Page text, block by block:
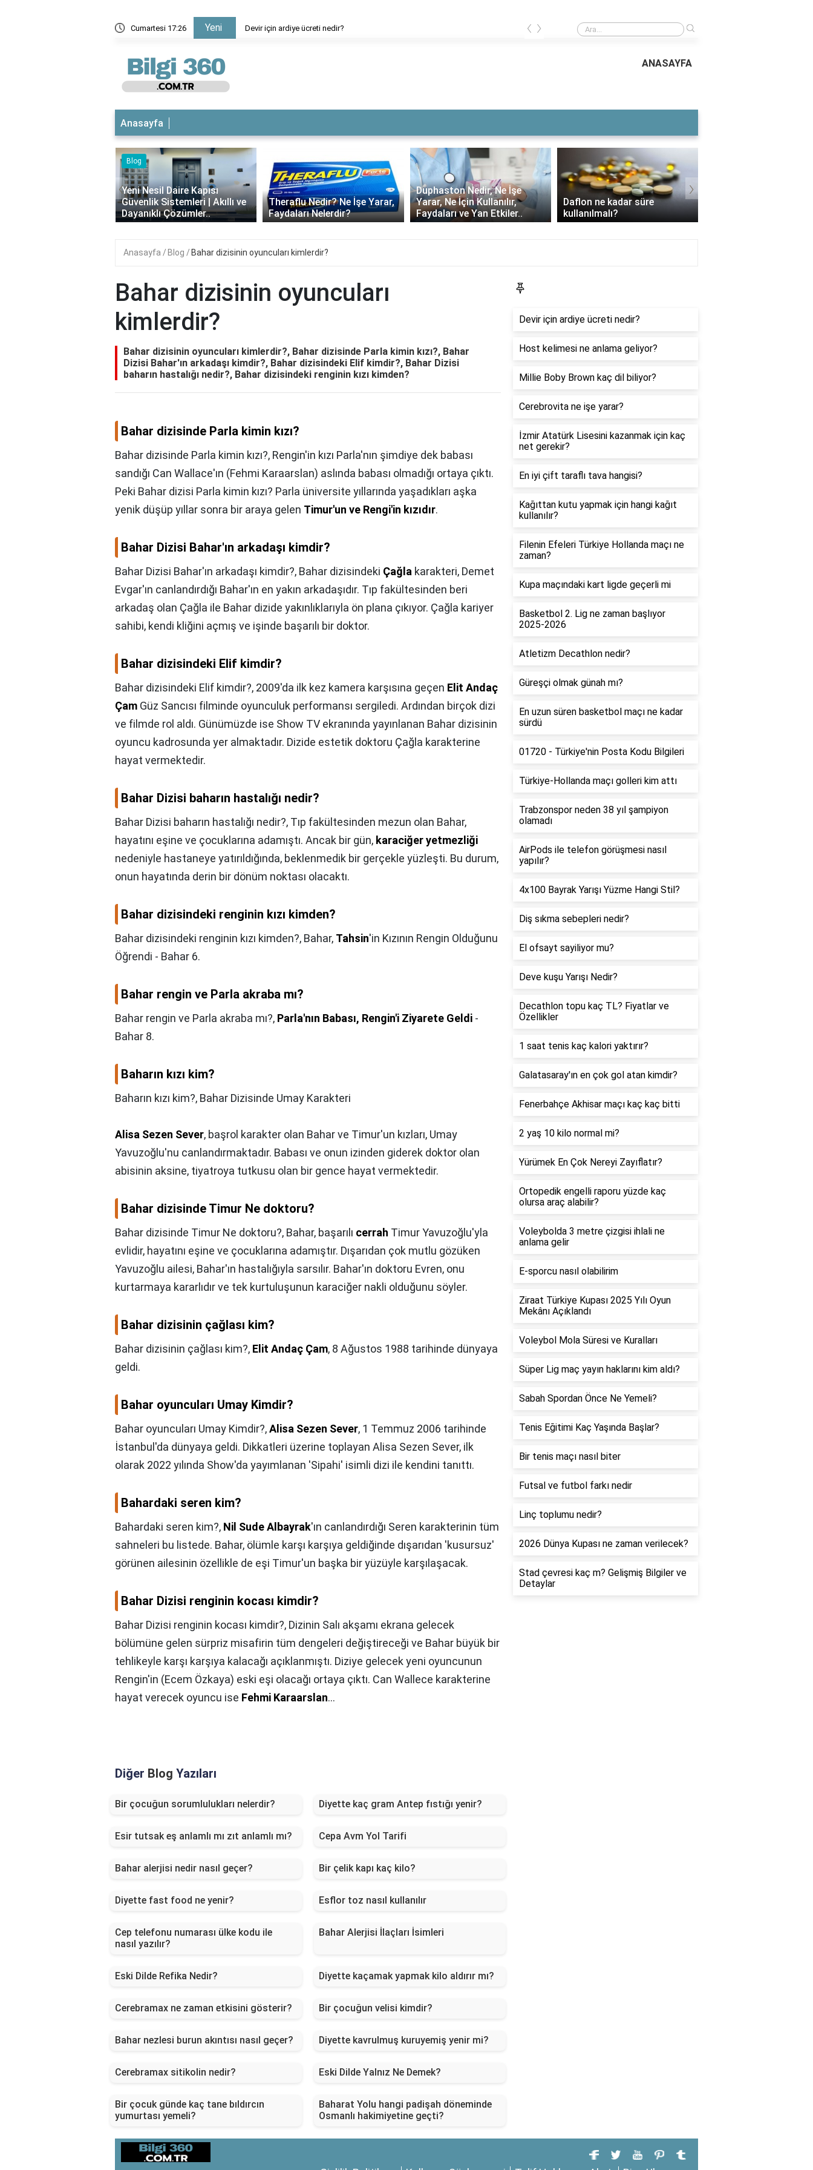
Cumartesi 17:26 Yeni
Devir için ardiye ücreti nedir? Emlak vergi bildirimi belgesinde hangi bilgiler var? Emlak vergi bildirimi belgesinde hangi bilgiler
‹ ›
ANASAYFA
Anasayfa
Blog
Yeni Nesil Daire Kapısı
Güvenlik Sistemleri | Akıllı ve
Dayanıklı Çözümler..
Theraflu Nedir? Ne İşe Yarar,
Faydaları Nelerdir?
Duphaston Nedir, Ne İşe
Yarar, Ne İçin Kullanılır,
Faydaları ve Yan Etkiler..
Daflon ne kadar süre
kullanılmalı?
‹ ›
Anasayfa Blog Bahar dizisinin oyuncuları kimlerdir?
Bahar dizisinin oyuncuları
kimlerdir?
Bahar dizisinin oyuncuları kimlerdir?, Bahar dizisinde Parla kimin kızı?, Bahar
Dizisi Bahar'ın arkadaşı kimdir?, Bahar dizisindeki Elif kimdir?, Bahar Dizisi
baharın hastalığı nedir?, Bahar dizisindeki renginin kızı kimden?
Bahar dizisinde Parla kimin kızı?
Bahar dizisinde Parla kimin kızı?, Rengin'in kızı Parla'nın şimdiye dek babası
sandığı Can Wallace'ın (Fehmi Karaarslan) aslında babası olmadığı ortaya çıktı.
Peki Bahar dizisi Parla kimin kızı? Parla üniversite yıllarında yaşadıkları aşka
yenik düşüp yıllar sonra bir araya gelen Timur'un ve Rengi'in kızıdır.
Bahar Dizisi Bahar'ın arkadaşı kimdir?
Bahar Dizisi Bahar'ın arkadaşı kimdir?, Bahar dizisindeki Çağla karakteri, Demet
Evgar'ın canlandırdığı Bahar'ın en yakın arkadaşıdır. Tıp fakültesinden beri
arkadaş olan Çağla ile Bahar dizide yakınlıklarıyla ön plana çıkıyor. Çağla kariyer
sahibi, kendi kliğini açmış ve işinde başarılı bir doktor.
Bahar dizisindeki Elif kimdir?
Bahar dizisindeki Elif kimdir?, 2009'da ilk kez kamera karşısına geçen Elit Andaç
Çam Güz Sancısı filminde oyunculuk performansı sergiledi. Ardından birçok dizi
ve filmde rol aldı. Günümüzde ise Show TV ekranında yayınlanan Bahar dizisinin
oyuncu kadrosunda yer almaktadır. Dizide estetik doktoru Çağla karakterine
hayat vermektedir.
Bahar Dizisi baharın hastalığı nedir?
Bahar Dizisi baharın hastalığı nedir?, Tıp fakültesinden mezun olan Bahar,
hayatını eşine ve çocuklarına adamıştı. Ancak bir gün, karaciğer yetmezliği
nedeniyle hastaneye yatırıldığında, beklenmedik bir gerçekle yüzleşti. Bu durum,
onun hayatında derin bir dönüm noktası olacaktı.
Bahar dizisindeki renginin kızı kimden?
Bahar dizisindeki renginin kızı kimden?, Bahar, Tahsin'in Kızının Rengin Olduğunu
Öğrendi - Bahar 6.
Bahar rengin ve Parla akraba mı?
Bahar rengin ve Parla akraba mı?, Parla'nın Babası, Rengin'i Ziyarete Geldi -
Bahar 8.
Baharın kızı kim?
Baharın kızı kim?, Bahar Dizisinde Umay Karakteri
Alisa Sezen Sever, başrol karakter olan Bahar ve Timur'un kızları, Umay
Yavuzoğlu'nu canlandırmaktadır. Babası ve onun izinden giderek doktor olan
abisinin aksine, tiyatroya tutkusu olan bir gence hayat vermektedir.
Bahar dizisinde Timur Ne doktoru?
Bahar dizisinde Timur Ne doktoru?, Bahar, başarılı cerrah Timur Yavuzoğlu'yla
evlidir, hayatını eşine ve çocuklarına adamıştır. Dışarıdan çok mutlu gözüken
Yavuzoğlu ailesi, Bahar'ın hastalığıyla sarsılır. Bahar'ın doktoru Evren, onu
kurtarmaya kararlıdır ve tek kurtuluşunun karaciğer nakli olduğunu söyler.
Bahar dizisinin çağlası kim?
Bahar dizisinin çağlası kim?, Elit Andaç Çam, 8 Ağustos 1988 tarihinde dünyaya
geldi.
Bahar oyuncuları Umay Kimdir?
Bahar oyuncuları Umay Kimdir?,Alisa Sezen Sever, 1 Temmuz 2006 tarihinde
İstanbul'da dünyaya geldi. Dikkatleri üzerine toplayan Alisa Sezen Sever, ilk
olarak 2022 yılında Show'da yayımlanan 'Sipahi' isimli dizi ile kendini tanıttı.
Bahardaki seren kim?
Bahardaki seren kim?, Nil Sude Albayrak'ın canlandırdığı Seren karakterinin tüm
sahneleri bu listede. Bahar, ölümle karşı karşıya geldiğinde dışarıdan 'kusursuz'
görünen ailesinin özellikle de eşi Timur'un başka bir yüzüyle karşılaşacak.
Bahar Dizisi renginin kocası kimdir?
Bahar Dizisi renginin kocası kimdir?, Dizinin Salı akşamı ekrana gelecek
bölümüne gelen sürpriz misafirin tüm dengeleri değiştireceği ve Bahar büyük bir
tehlikeyle karşı karşıya kalacağı açıklanmıştı. Diziye gelecek yeni oyuncunun
Rengin'in (Ecem Özkaya) eski eşi olacağı ortaya çıktı. Can Wallece karakterine
hayat verecek oyuncu ise Fehmi Karaarslan…
Diğer Blog Yazıları
Bir çocuğun sorumlulukları nelerdir? Diyette kaç gram Antep fıstığı yenir?
Esir tutsak eş anlamlı mı zıt anlamlı mı? Cepa Avm Yol Tarifi
Bahar alerjisi nedir nasıl geçer? Bir çelik kapı kaç kilo?
Diyette fast food ne yenir? Esflor toz nasıl kullanılır
Cep telefonu numarası ülke kodu ile
nasıl yazılır?
Bahar Alerjisi İlaçları İsimleri
Eski Dilde Refika Nedir? Diyette kaçamak yapmak kilo aldırır mı?
Cerebramax ne zaman etkisini gösterir? Bir çocuğun velisi kimdir?
Bahar nezlesi burun akıntısı nasıl geçer? Diyette kavrulmuş kuruyemiş yenir mi?
Cerebramax sitikolin nedir? Eski Dilde Yalnız Ne Demek?
Bir çocuk günde kaç tane bıldırcın
yumurtası yemeli?
Baharat Yolu hangi padişah döneminde
Osmanlı hakimiyetine geçti?
Devir için ardiye ücreti nedir?
Host kelimesi ne anlama geliyor?
Millie Boby Brown kaç dil biliyor?
Cerebrovita ne işe yarar?
İzmir Atatürk Lisesini kazanmak için kaç
net gerekir?
En iyi çift taraflı tava hangisi?
Kağıttan kutu yapmak için hangi kağıt
kullanılır?
Filenin Efeleri Türkiye Hollanda maçı ne
zaman?
Kupa maçındaki kart ligde geçerli mi
Basketbol 2. Lig ne zaman başlıyor
2025-2026
Atletizm Decathlon nedir?
Güreşçi olmak günah mı?
En uzun süren basketbol maçı ne kadar
sürdü
01720 - Türkiye'nin Posta Kodu Bilgileri
Türkiye-Hollanda maçı golleri kim attı
Trabzonspor neden 38 yıl şampiyon
olamadı
AirPods ile telefon görüşmesi nasıl
yapılır?
4x100 Bayrak Yarışı Yüzme Hangi Stil?
Diş sıkma sebepleri nedir?
El ofsayt sayiliyor mu?
Deve kuşu Yarışı Nedir?
Decathlon topu kaç TL? Fiyatlar ve
Özellikler
1 saat tenis kaç kalori yaktırır?
Galatasaray'ın en çok gol atan kimdir?
Fenerbahçe Akhisar maçı kaç kaç bitti
2 yaş 10 kilo normal mi?
Yürümek En Çok Nereyi Zayıflatır?
Ortopedik engelli raporu yüzde kaç
olursa araç alabilir?
Voleybolda 3 metre çizgisi ihlali ne
anlama gelir
E-sporcu nasıl olabilirim
Ziraat Türkiye Kupası 2025 Yılı Oyun
Mekânı Açıklandı
Voleybol Mola Süresi ve Kuralları
Süper Lig maç yayın haklarını kim aldı?
Sabah Spordan Önce Ne Yemeli?
Tenis Eğitimi Kaç Yaşında Başlar?
Bir tenis maçı nasıl biter
Futsal ve futbol farkı nedir
Linç toplumu nedir?
2026 Dünya Kupası ne zaman verilecek?
Stad çevresi kaç m? Gelişmiş Bilgiler ve
Detaylar